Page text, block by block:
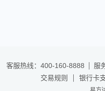
客服热线：400-160-8888
服
交易规则
银行卡